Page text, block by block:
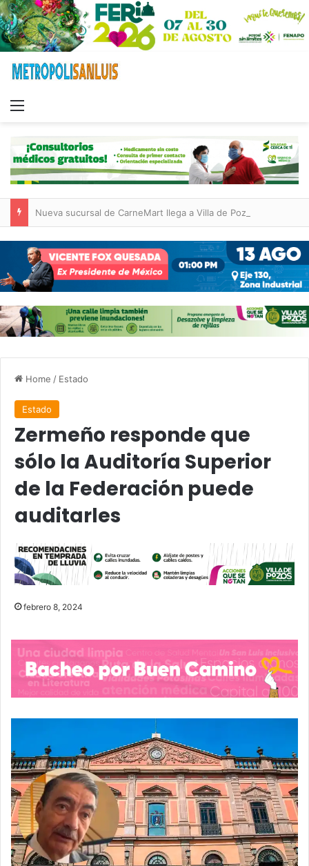
Home / Estado
Estado
Zermeño responde que
sólo la Auditoría Superior
de la Federación puede
auditarles
febrero 8, 2024